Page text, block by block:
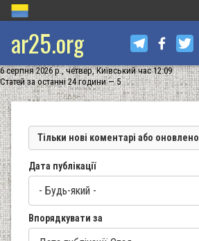
ar25.org
6 серпня 2026 р., четвер, Київський час 12:09
Статей за останні 24 години — 5
Тільки нові коментарі або оновлено
Дата публікації
Впорядкувати за